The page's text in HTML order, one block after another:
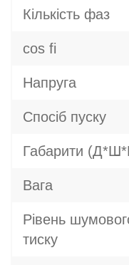
Кількість фаз
cos fi
Напруга
Спосіб пуску
Габарити
Вага
Рівень
тиску